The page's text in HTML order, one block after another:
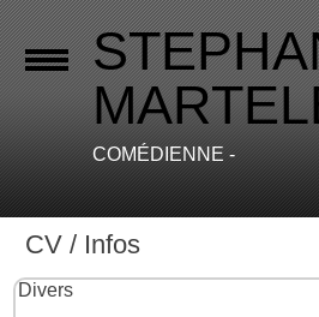
COMÉDIENNE -
CV / Infos
Divers